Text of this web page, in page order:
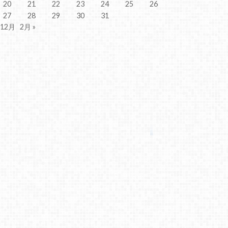
20 21 22 23 24 25
26
27
28 29 30
31
月
2月 »